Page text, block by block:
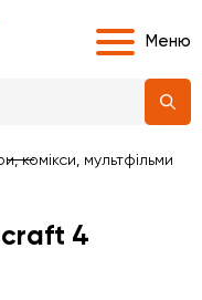
Меню
комікси, мультфільми
4